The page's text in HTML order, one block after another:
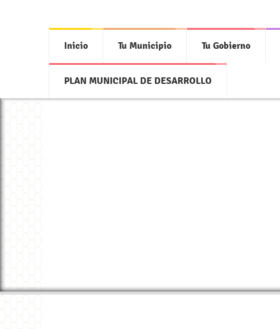
Inicio Tu Municipio Tu Gobierno
PLAN MUNICIPAL DE DESARROLLO